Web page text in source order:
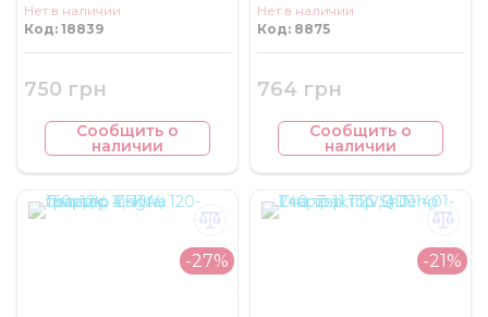
Нет в наличии
Код: 18839
750 грн
Сообщить о
наличии
Нет в наличии
Код: 8875
764 грн
Сообщить о
наличии
-27% -21%